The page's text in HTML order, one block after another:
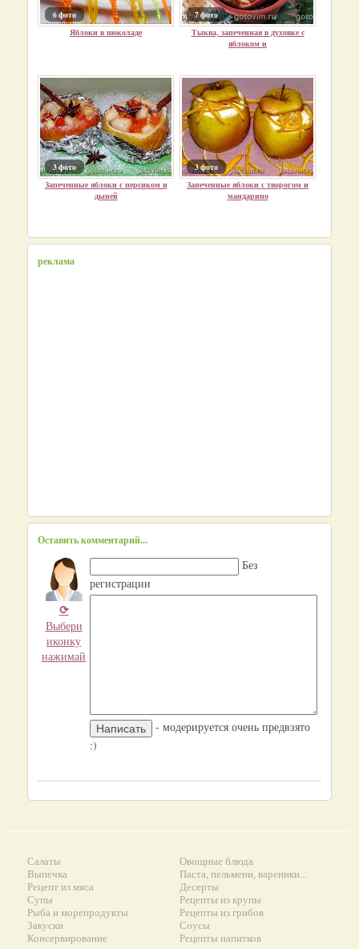
6 фото
Яблоки в шоколаде
7 фото
Тыква, запеченная в духовке с
яблоком и
3 фото
Запеченные яблоки с персиком и
дыней
3 фото
Запеченные яблоки с творогом и
мандарино
реклама
Оставить комментарий...
⟳
Выбери
иконку
нажимай
Без
регистрации
- модерируется очень предвзято
:)
Салаты
Выпечка
Рецепт из мяса
Супы
Рыба и морепродукты
Закуски
Консервирование
Овощные блюда
Паста, пельмени, вареники...
Десерты
Рецепты из крупы
Рецепты из грибов
Соусы
Рецепты напитков